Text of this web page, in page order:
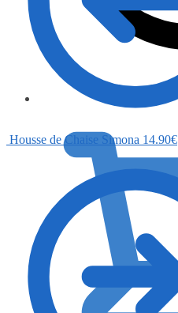
Housse de Chaise Simona 14.90€